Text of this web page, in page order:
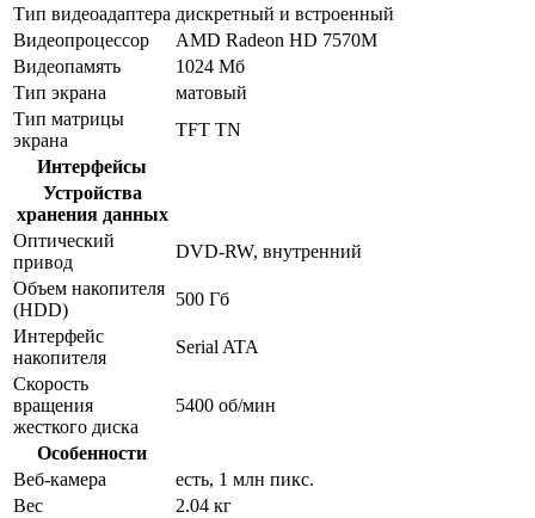
Тип видеоадаптера дискретный и встроенный
Видеопроцессор
AMD Radeon HD 7570M
Видеопамять
1024 Мб
Тип экрана
матовый
Тип матрицы
экрана
TFT TN
Интерфейсы
Устройства
хранения данных
Оптический
привод
DVD-RW, внутренний
Объем накопителя
(HDD)
500 Гб
Интерфейс
накопителя
Serial ATA
Скорость
вращения
жесткого диска
5400 об/мин
Особенности
Веб-камера
есть, 1 млн пикс.
Вес
2.04 кг